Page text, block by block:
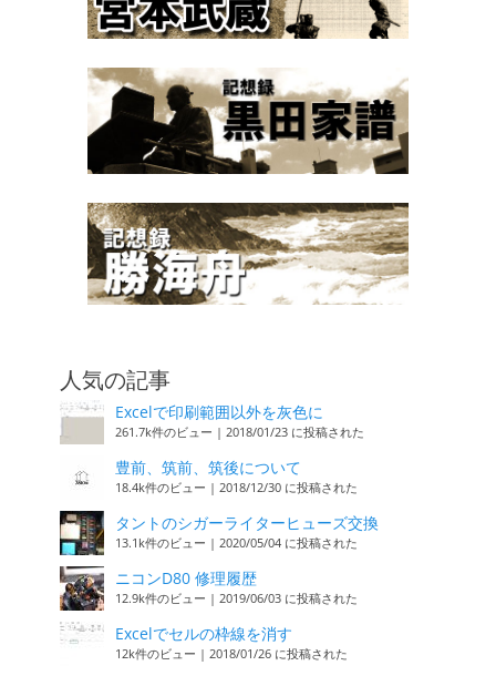
人気の記事
Excelで印刷範囲以外を灰色に
261.7k件のビュー | 2018/01/23 に投稿された
豊前、筑前、筑後について
18.4k件のビュー | 2018/12/30 に投稿された
タントのシガーライターヒューズ交換
13.1k件のビュー | 2020/05/04 に投稿された
ニコンD80 修理履歴
12.9k件のビュー | 2019/06/03 に投稿された
Excelでセルの枠線を消す
12k件のビュー | 2018/01/26 に投稿された